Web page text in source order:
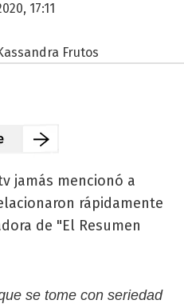
17:11
jamás mencionó a
rápidamente
de "El Resumen
se tome con seriedad